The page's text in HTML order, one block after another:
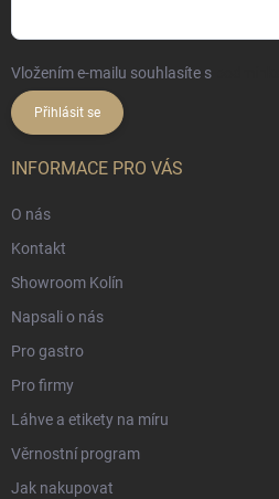
Vložením e-mailu souhlasíte s
Přihlásit se
INFORMACE PRO VÁS
O nás
Kontakt
Showroom Kolín
Napsali o nás
Pro gastro
Pro firmy
Láhve a etikety na míru
Věrnostní program
Jak nakupovat